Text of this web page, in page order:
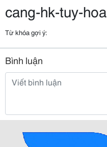
cang-hk-tuy-hoa
Từ khóa gợi ý:
Bình luận